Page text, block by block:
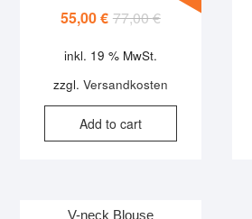
77,00€Original
77,00 €.
55,00€
Current
55,00 €.
inkl. 19 % MwSt.
zzgl. Versandkosten
Add to cart
V-neck Blouse